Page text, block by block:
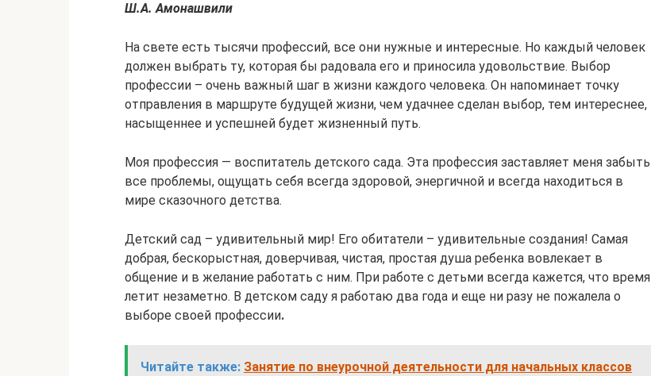
Ш.А. Амонашвили
На свете есть тысячи профессий, все они нужные и интересные. Но каждый человек
должен выбрать ту, которая бы радовала его и приносила удовольствие. Выбор
профессии – очень важный шаг в жизни каждого человека. Он напоминает точку
отправления в маршруте будущей жизни, чем удачнее сделан выбор, тем интереснее,
насыщеннее и успешней будет жизненный путь.
Моя профессия — воспитатель детского сада. Эта профессия заставляет меня забыть
все проблемы, ощущать себя всегда здоровой, энергичной и всегда находиться в
мире сказочного детства.
Детский сад – удивительный мир! Его обитатели – удивительные создания! Самая
добрая, бескорыстная, доверчивая, чистая, простая душа ребенка вовлекает в
общение и в желание работать с ним. При работе с детьми всегда кажется, что время
летит незаметно. В детском саду я работаю два года и еще ни разу не пожалела о
выборе своей профессии.
Читайте также: Занятие по внеурочной деятельности для начальных классов